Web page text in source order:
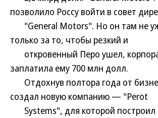
позволило Россу войти в совет
"General Motors". Но он там не
только за то, чтобы резкий и
откровенный Перо ушел,
заплатила ему 700 млн долл.
Отдохнув полтора года от
создал новую компанию — "Perot
Systems", для которой построил